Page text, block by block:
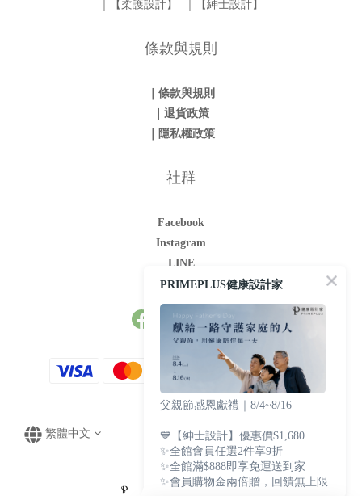
｜【柔護設計】
｜【紳士設計】
條款與規則
｜條款與規則
｜退貨政策
｜隱私權政策
社群
Facebook
Instagram
LINE
Youtube
繁體中文
PRIMEPLUS健康設計家
父親節感恩獻禮｜8/4~8/16
💙【紳士設計】優惠價$1,680
✨全館會員任選2件享9折
✨全館滿$888即享免運送到家
✨會員購物金兩倍贈，回饋無上限